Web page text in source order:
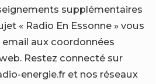
supplémentaires
« Radio En Essonne » vous
aux coordonnées
Restez connecté sur
energie.fr et nos réseaux